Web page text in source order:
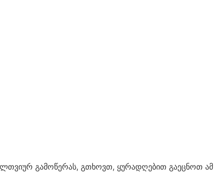
გამოწერას, გთხოვთ, ყურადღებით გაეცნოთ ამ